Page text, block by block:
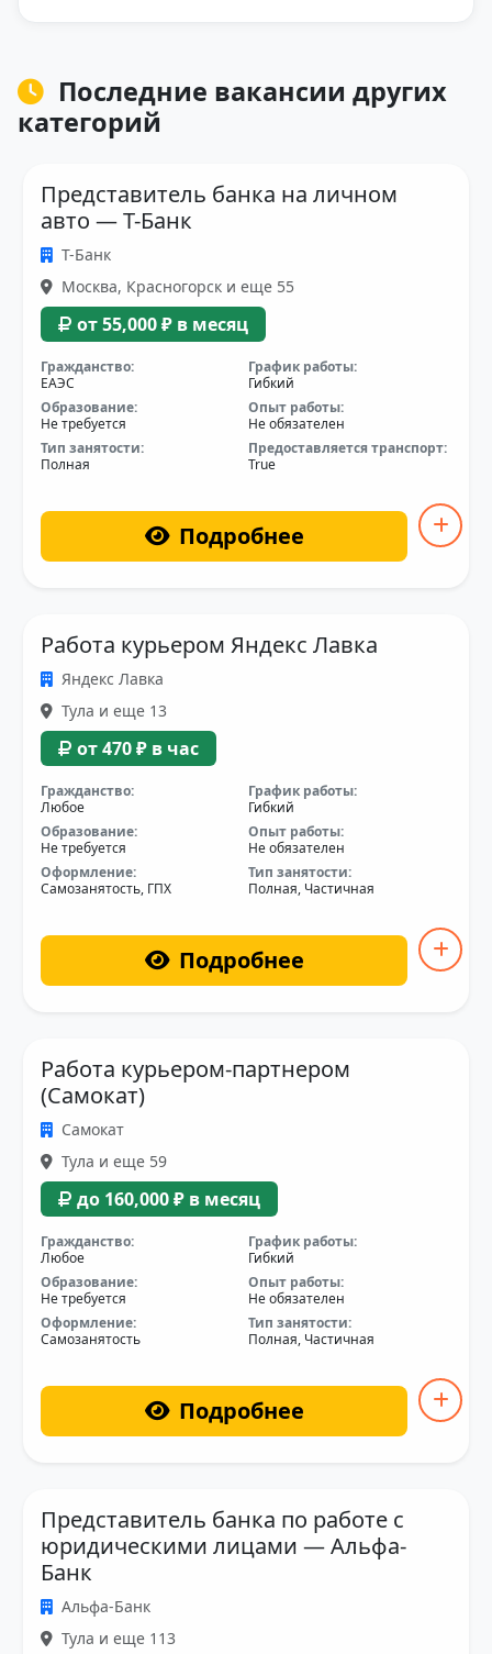
Последние вакансии других
категорий
Представитель банка на личном
авто — Т-Банк
Т-Банк
Москва, Красногорск и еще 55
от 55,000 ₽ в месяц
Гражданство:
ЕАЭС
График работы:
Гибкий
Образование:
Не требуется
Опыт работы:
Не обязателен
Тип занятости:
Полная
Предоставляется транспорт:
True
Подробнее
Работа курьером Яндекс Лавка
Яндекс Лавка
Тула и еще 13
от 470 ₽ в час
Гражданство:
Любое
График работы:
Гибкий
Образование:
Не требуется
Опыт работы:
Не обязателен
Оформление:
Самозанятость, ГПХ
Тип занятости:
Полная, Частичная
Подробнее
Работа курьером-партнером
(Самокат)
Самокат
Тула и еще 59
до 160,000 ₽ в месяц
Гражданство:
Любое
График работы:
Гибкий
Образование:
Не требуется
Опыт работы:
Не обязателен
Оформление:
Самозанятость
Тип занятости:
Полная, Частичная
Подробнее
Представитель банка по работе с
юридическими лицами — Альфа-
Банк
Альфа-Банк
Тула и еще 113